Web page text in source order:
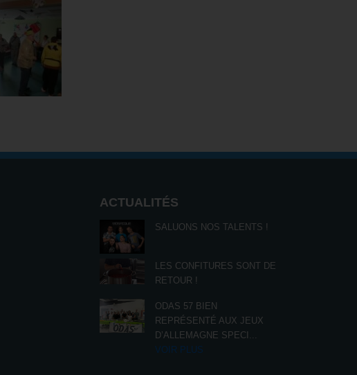
ACTUALITÉS
SALUONS NOS TALENTS !
LES CONFITURES SONT DE
RETOUR !
ODAS 57 BIEN
REPRÉSENTÉ AUX JEUX
D’ALLEMAGNE SPECI ...
VOIR PLUS